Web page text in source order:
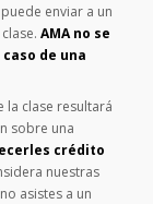
puede enviar a un
clase.AMA no se
de una
la clase resultará
sobre una
crédito
nuestras
asistes a un